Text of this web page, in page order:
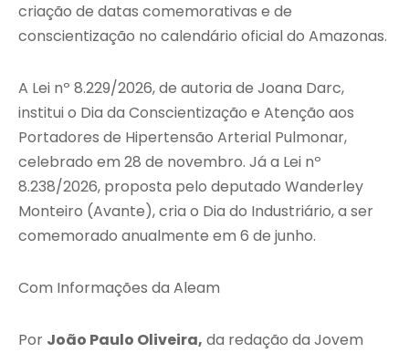
criação de datas comemorativas e de
conscientização no calendário oficial do Amazonas.
A Lei nº 8.229/2026, de autoria de Joana Darc,
institui o Dia da Conscientização e Atenção aos
Portadores de Hipertensão Arterial Pulmonar,
celebrado em 28 de novembro. Já a Lei nº
8.238/2026, proposta pelo deputado Wanderley
Monteiro (Avante), cria o Dia do Industriário, a ser
comemorado anualmente em 6 de junho.
Com Informações da Aleam
Por João Paulo Oliveira, da redação da Jovem